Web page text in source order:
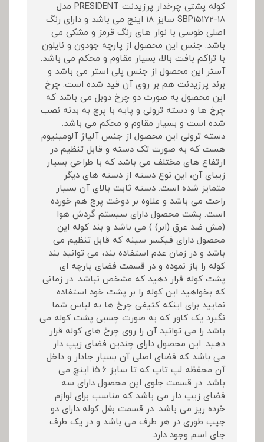
کوله پشتی چرخدار پرزیدنت PRESIDENT مدل
SBP15172-18 سایز 18 اینچ می باشد و دارای رنگ
اصلی طوسی با نوار های رنگ قرمز و مشکی می
باشد. جنس این محصول از پارچه جودون و نایلون
با تراکم بافت بالا، بسیار مقاوم و محکم می باشد.
آستر این محصول از جنس پلی استر می باشد و
برند پرزیدنت هم بر روی آن قید شده است. چرخ
این محصول به صورت دو چرخ دوبل می باشد که
چرخ ها و دسته ترولی و پایه با پرچ به بدنه نصب
شده است و بسیار مقاوم و محکم می باشد.
دسته ترولی این محصول از جنس آلیاژ آلومینیوم
هست که به صورت تک دسته و قابل تنظیم در
ارتفاع های مختلف می باشد که با طراحی بسیار
زیبای آن، این نوع دسته از دسته های دیگر
متمایز شده است. دسته ثابت بالای آن بسیار
راحت می باشد و علاوه بر دوخت پرچ هم خورده
است. پشت محصول دارای سیستم گردش هوا
(مش ضد عرق (ابر) ) می باشد و بند کوله این
محصول دارای فیکسر سینه که قابل تنظیم می
باشد و در زمان عدم استفاده بند، می توانید بند
کوله را باز نموده و در قسمت فضای پارچه ای
پشت کوله قرار دهید که مشخص نباشد. در زمانی
که بخواهید این کوله را بر پشت خود استفاده
نمایید برای اینکه کثیفی چرخ ها به لباس شما
نگیرد یک کاور که به صورت چسبی پشت کوله می
باشد را می توانید آن را روی چرخ های کوله قرار
دهید. این محصول دارای چندین فضای زیپ دار
می باشد که فضای اصلی آن بسیار جادار و داخل
آن محفظه لپ تاپ که تا سایز 15.6 اینچ می
باشد. در قسمت جلوی این محصول دارای سه
فضای زیپ دار می باشد که مناسب برای لوازم
خرده ریز می باشد. در قسمت بغل کوله دارای دو
جیب طوری در هر طرف می باشد و در یک طرف
جای اسم وجود دارد.